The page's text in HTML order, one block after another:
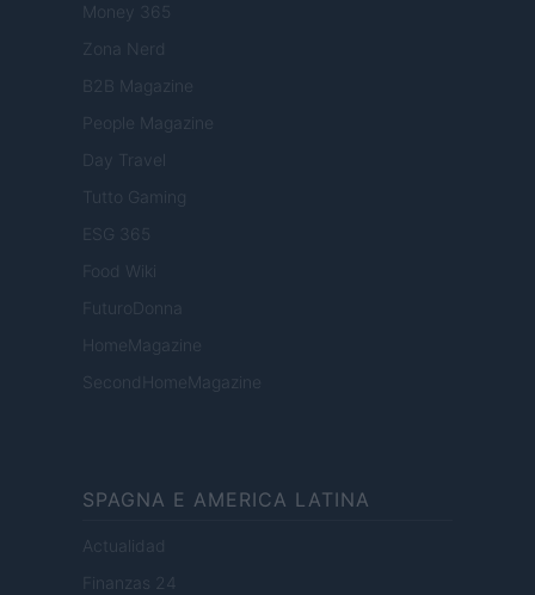
Money 365
Zona Nerd
B2B Magazine
People Magazine
Day Travel
Tutto Gaming
ESG 365
Food Wiki
FuturoDonna
HomeMagazine
SecondHomeMagazine
SPAGNA E AMERICA LATINA
Actualidad
Finanzas 24